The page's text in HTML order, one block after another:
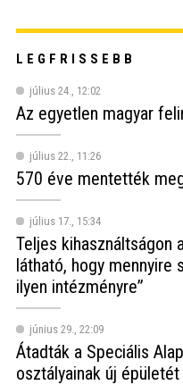
LEGFRISSEBB
július 24., 12:02
Az egyetlen magyar
július 22., 11:26
570 éve mentették
július 17., 15:34
Teljes kihasználtságon
látható, hogy mennyire
ilyen intézményre”
június 29., 22:09
Átadták a Speciális
osztályainak új épületét